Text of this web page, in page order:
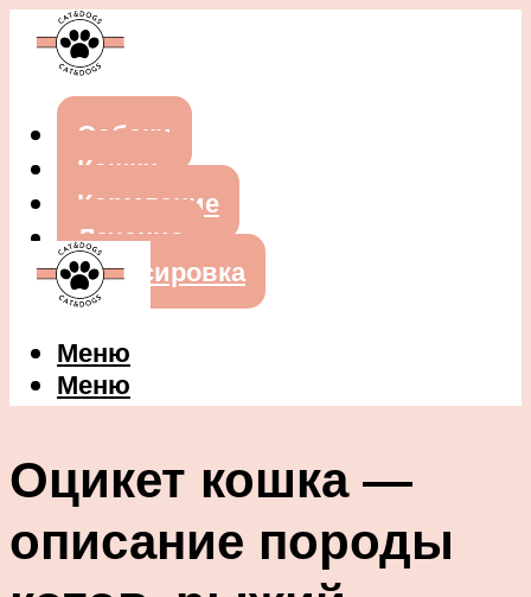
Собаки
Кошки
Кормление
Лечение
Дрессировка
Меню
Меню
Оцикет кошка —
описание породы